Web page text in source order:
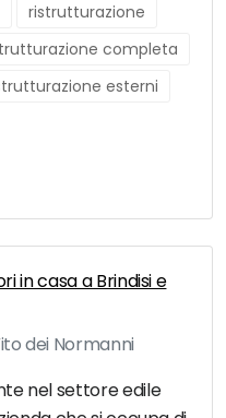
ristrutturazione
completa
esterni
in casa a Brindisi e
dei Normanni
nel settore edile